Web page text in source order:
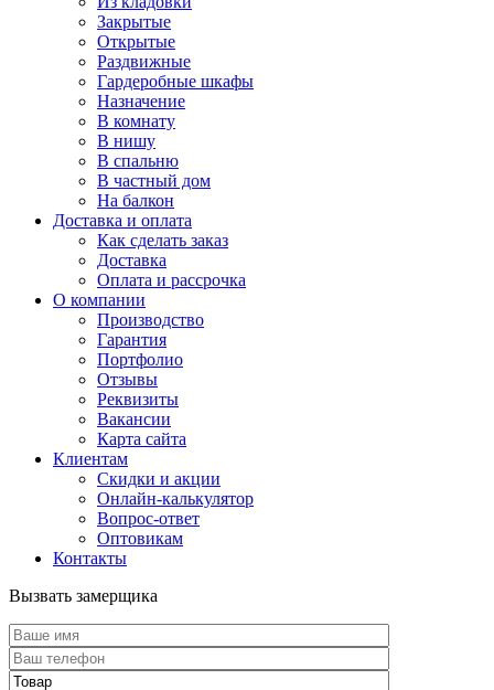
Закрытые
Открытые
Раздвижные
Гардеробные шкафы
Назначение
В комнату
В нишу
В спальню
В частный дом
На балкон
Доставка и оплата
Как сделать заказ
Доставка
Оплата и рассрочка
О компании
Производство
Гарантия
Портфолио
Отзывы
Реквизиты
Вакансии
Карта сайта
Клиентам
Скидки и акции
Онлайн-калькулятор
Вопрос-ответ
Оптовикам
Контакты
Вызвать замерщика